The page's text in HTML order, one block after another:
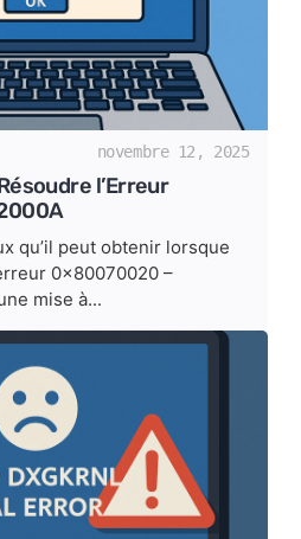
novembre 12, 2025
l’Erreur
qu’il peut obtenir lorsque
0x80070020 –
mise à...